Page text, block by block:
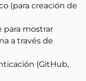
(para creación de
para mostrar
a través de
(GitHub,